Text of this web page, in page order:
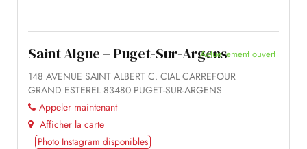
Saint Algue – Puget-Sur-Argens
148 AVENUE SAINT ALBERT C. CIAL CARREFOUR
GRAND ESTEREL 83480 PUGET-SUR-ARGENS
Appeler maintenant
Afficher la carte
Actuellement ouvert
Photo Instagram disponibles